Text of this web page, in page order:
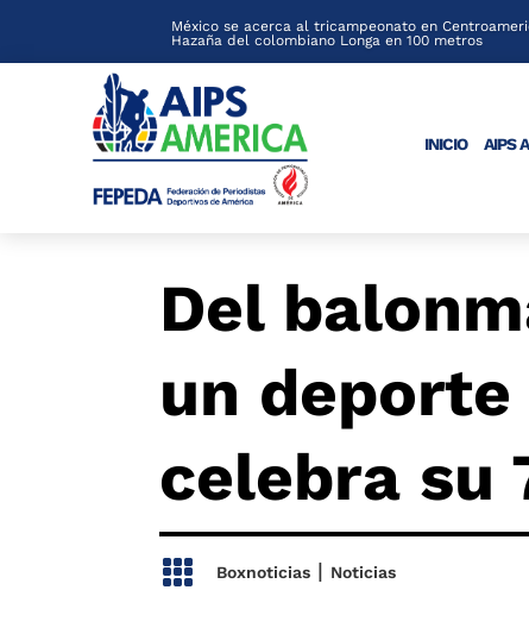
México se acerca al tricampeonato en
Hazaña del colombiano Longa en 100 metros
INICIO AIPS
Del
un
celebra su
 Boxnoticias| Noticias